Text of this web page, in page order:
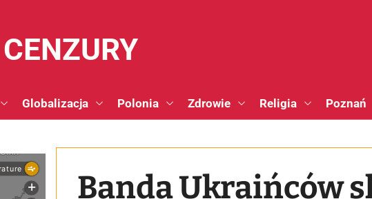
Globalizacja Polonia Zdrowie Religia Poznań
Banda Ukraińców